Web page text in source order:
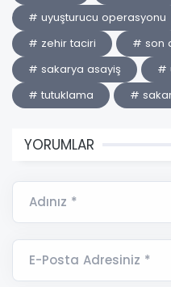
# uyuşturucu operasyonu
# zehir taciri
# son
# sakarya asayiş
#
# tutuklama
#
YORUMLAR
Adınız *
E-Posta Adresiniz *